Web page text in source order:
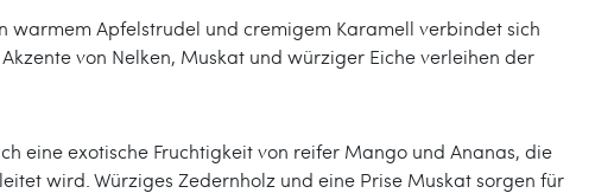
warmem Apfelstrudel und cremigem Karamell verbindet sich
von Nelken, Muskat und würziger Eiche verleihen der
eine exotische Fruchtigkeit von reifer Mango und Ananas, die
wird. Würziges Zedernholz und eine Prise Muskat sorgen für